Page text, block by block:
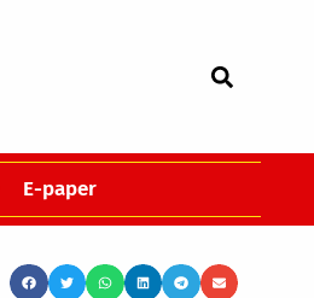
E-paper